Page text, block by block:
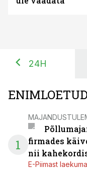
24H
1
firmades
nii
E-Piimast